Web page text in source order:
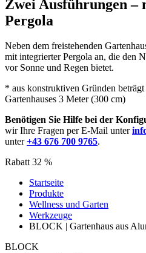
Zwei Ausführungen –
Pergola
Neben dem freistehenden
mit integrierter Pergola an, die den
vor Sonne und Regen bietet.
* aus konstruktiven Gründen
Gartenhauses 3 Meter (300 cm)
Benötigen Sie Hilfe bei der
wir Ihre Fragen per E-Mail unter
unter+43 676 700 9765.
Rabatt 32 %
Startseite
Produkte
Wellness und Garten
Werkzeuge
BLOCK | Gartenhaus aus
BLOCK